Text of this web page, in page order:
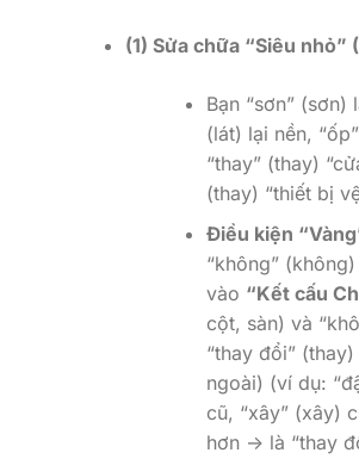
(1) Sửa chữa “Siêu nhỏ”
Bạn “sơn” (sơn)
(lát) lại nền,
“thay” (thay)
(thay) “thiết bị
Điều kiện
“không”
vào “Kết cấu
cột, sàn) và
“thay đổi” (thay)
ngoài) (ví dụ:
cũ, “xây” (xây)
hơn -> là “thay